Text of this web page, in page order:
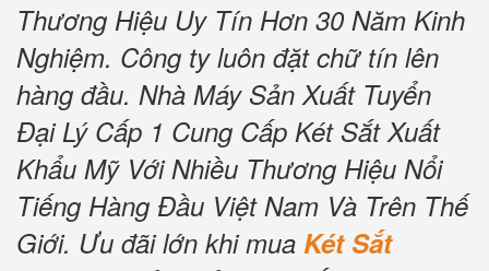
Thương Hiệu Uy Tín Hơn 30 Năm Kinh
Nghiệm. Công ty luôn đặt chữ tín lên
hàng đầu. Nhà Máy Sản Xuất Tuyển
Đại Lý Cấp 1 Cung Cấp Két Sắt Xuất
Khẩu Mỹ Với Nhiều Thương Hiệu Nổi
Tiếng Hàng Đầu Việt Nam Và Trên Thế
Giới. Ưu đãi lớn khi mua Két Sắt